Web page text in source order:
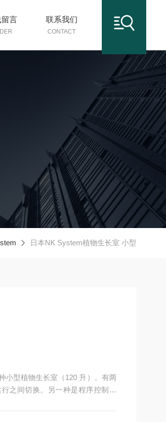
言 联系我们
CONTACT
日本NK System植物生长室 小型
小型植物生长室（120 升）。有两
之间切换。另一种是程序控制模